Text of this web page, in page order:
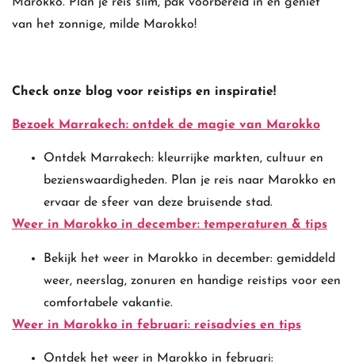
van het zonnige, milde Marokko!
Check onze blog voor reistips en inspiratie!
Bezoek Marrakech: ontdek de magie van Marokko
Ontdek Marrakech: kleurrijke markten, cultuur en
bezienswaardigheden. Plan je reis naar Marokko en
ervaar de sfeer van deze bruisende stad.
Weer in Marokko in december: temperaturen & tips
Bekijk het weer in Marokko in december: gemiddeld
weer, neerslag, zonuren en handige reistips voor een
comfortabele vakantie.
Weer in Marokko in februari: reisadvies en tips
Ontdek het weer in Marokko in februari: